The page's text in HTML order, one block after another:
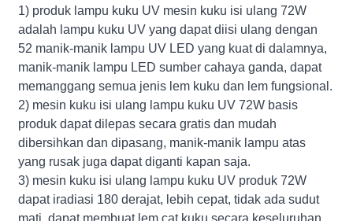
1) produk lampu kuku UV mesin kuku isi ulang 72W
adalah lampu kuku UV yang dapat diisi ulang dengan
52 manik-manik lampu UV LED yang kuat di dalamnya,
manik-manik lampu LED sumber cahaya ganda, dapat
memanggang semua jenis lem kuku dan lem fungsional.
2) mesin kuku isi ulang lampu kuku UV 72W basis
produk dapat dilepas secara gratis dan mudah
dibersihkan dan dipasang, manik-manik lampu atas
yang rusak juga dapat diganti kapan saja.
3) mesin kuku isi ulang lampu kuku UV produk 72W
dapat iradiasi 180 derajat, lebih cepat, tidak ada sudut
mati, dapat membuat lem cat kuku secara keseluruhan